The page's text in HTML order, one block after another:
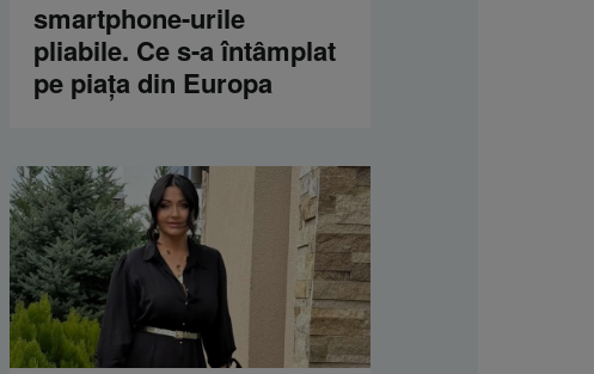
smartphone-urile
pliabile. Ce s-a întâmplat
pe piața din Europa